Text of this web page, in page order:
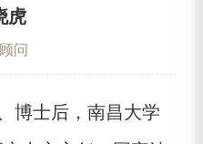
虎
问
博士后，南昌大学